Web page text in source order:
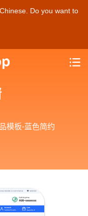
Do you want to

模板-蓝色简约